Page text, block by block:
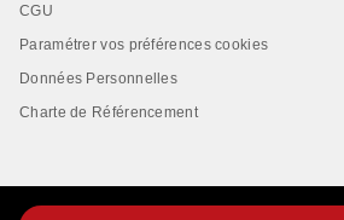
CGU
Paramétrer vos préférences cookies
Données Personnelles
Charte de Référencement